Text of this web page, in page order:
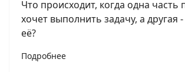
Что происходит, когда одна часть
хочет выполнить задачу, а другая
её?
Подробнее